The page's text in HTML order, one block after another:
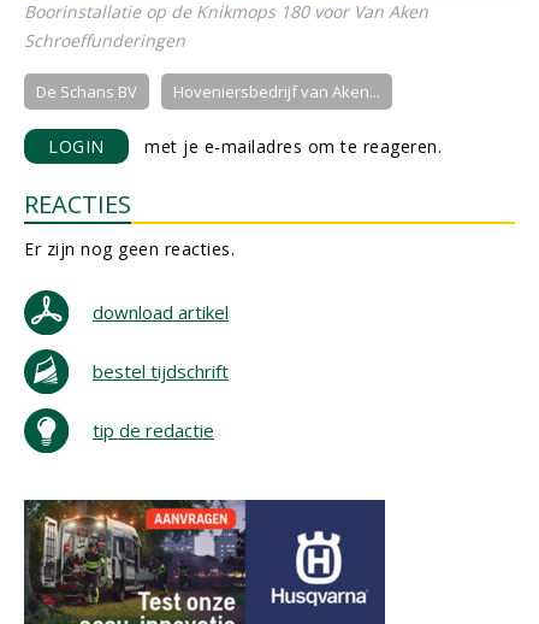
Boorinstallatie op de Knikmops 180 voor Van Aken
Schroeffunderingen
De Schans BV Hoveniersbedrijf van Aken...
LOGIN met je e-mailadres om te reageren.
REACTIES
Er zijn nog geen reacties.
download artikel
bestel tijdschrift
tip de redactie